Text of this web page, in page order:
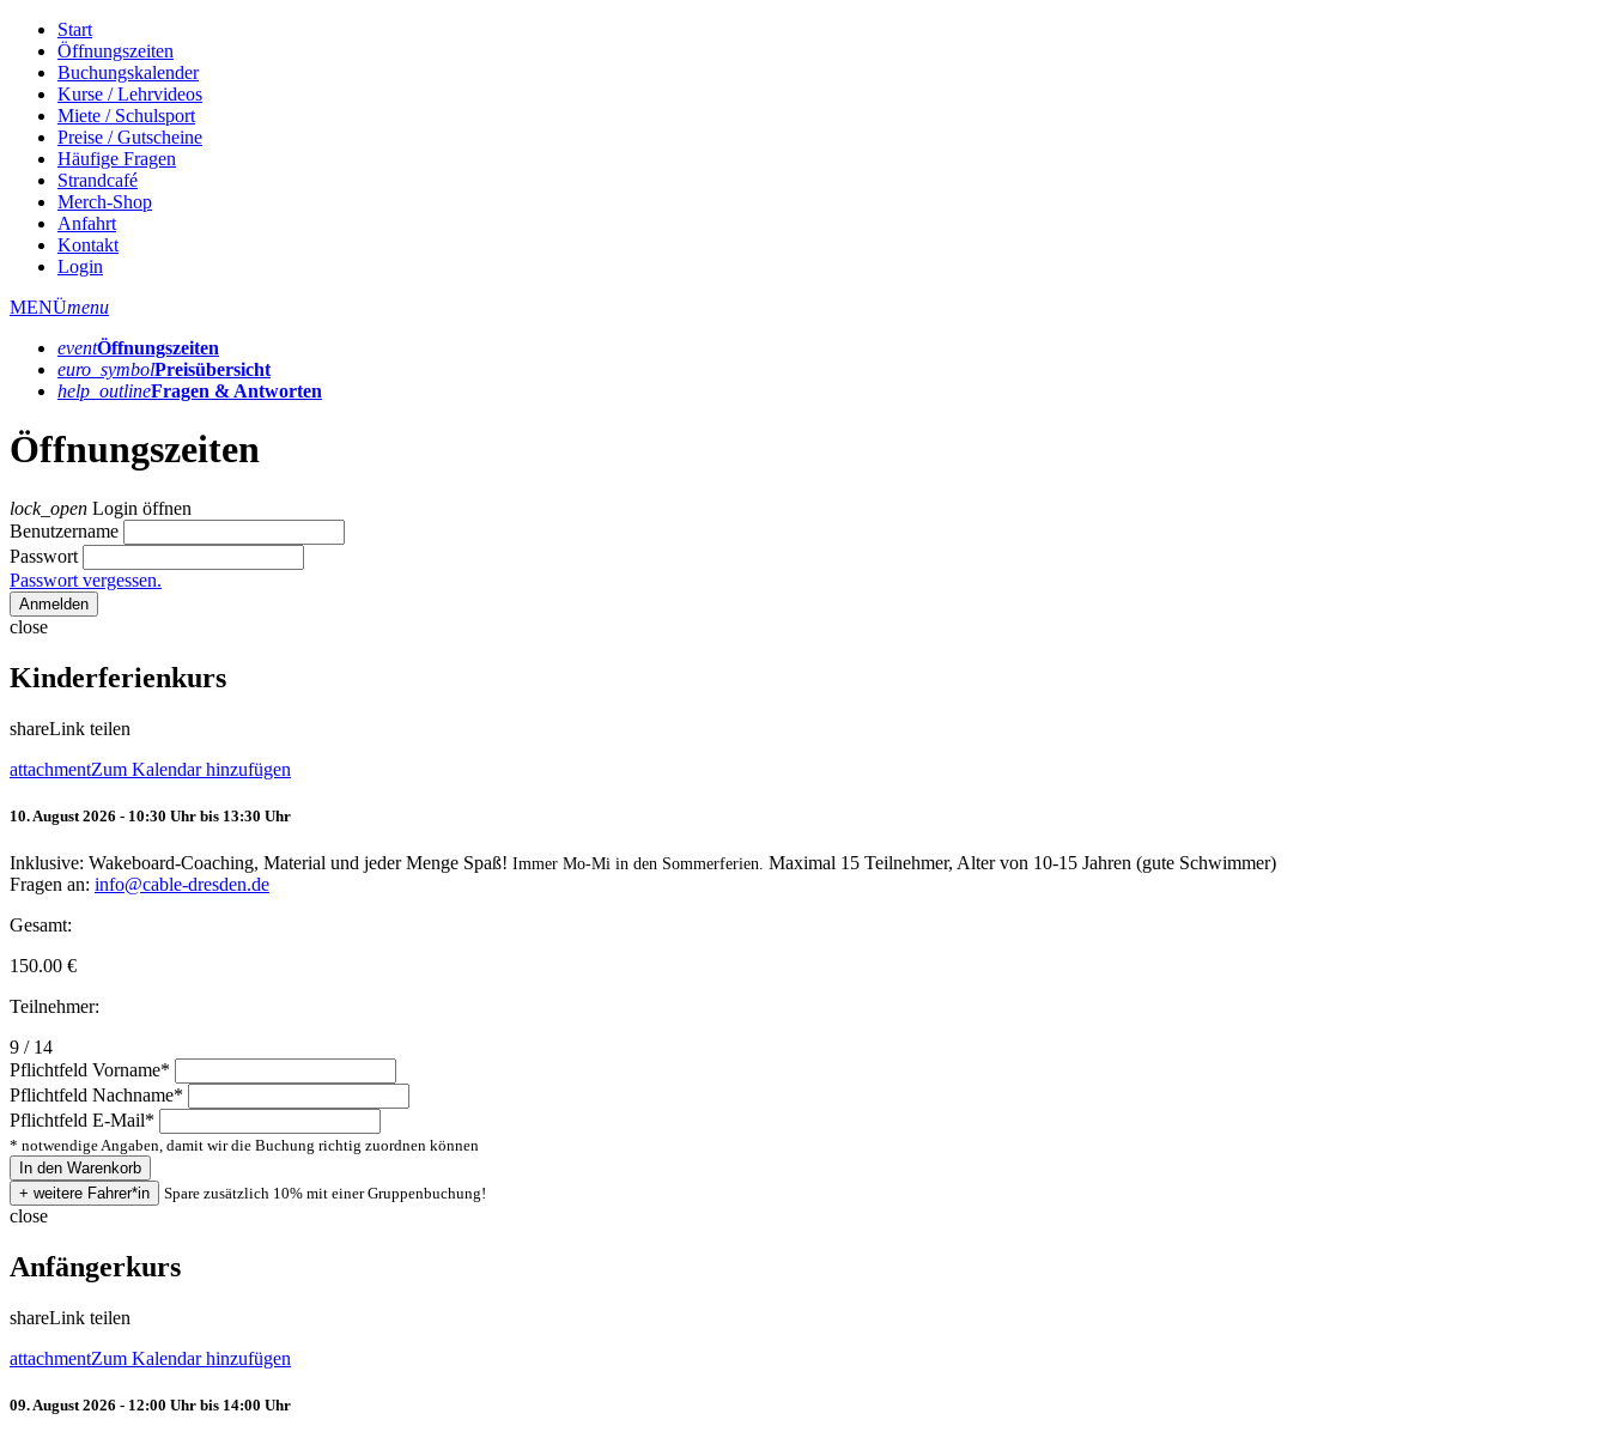
Start
Öffnungszeiten
Buchungskalender
Kurse / Lehrvideos
Miete / Schulsport
Preise / Gutscheine
Häufige Fragen
Strandcafé
Merch-Shop
Anfahrt
Kontakt
Login
MENÜmenu
eventÖffnungs­zeiten
euro_symbolPreis­übersicht
help_outlineFragen & Antworten
Öffnungszeiten
lock_open Login öffnen
Benutzername
Passwort
Passwort vergessen.
Anmelden
close
Kinderferienkurs
shareLink teilen
attachmentZum Kalendar hinzufügen
10. August 2026 - 10:30 Uhr bis 13:30 Uhr
Inklusive: Wakeboard-Coaching, Material und jeder Menge Spaß! Immer Mo-Mi in den Sommerferien. Maximal 15 Teilnehmer, Alter von 10-15 Jahren (gute Schwimmer)
Fragen an: info@cable-dresden.de
Gesamt:
150.00 €
Teilnehmer:
9 / 14
Pflichtfeld Vorname*
Pflichtfeld Nachname*
Pflichtfeld E-Mail*
* notwendige Angaben, damit wir die Buchung richtig zuordnen können
Spare zusätzlich 10% mit einer Gruppenbuchung!
close
Anfängerkurs
shareLink teilen
attachmentZum Kalendar hinzufügen
09. August 2026 - 12:00 Uhr bis 14:00 Uhr